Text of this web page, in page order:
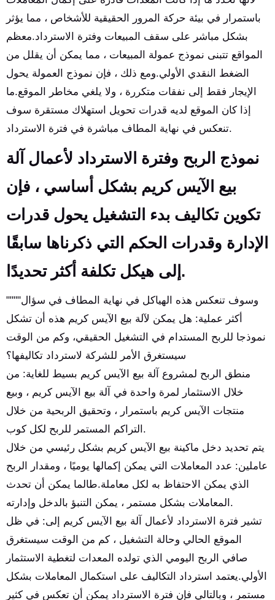
باستمرار في بيئة حركة المرور الحقيقية للأشخاص ، مما يؤثر
بشكل مباشر على سقف المبيعات وفترة الاسترداد.معظم
المواقع تتبنى نموذج عمولة المبيعات ، مما يمكن أن يقلل من
الضغط النقدي الأولي.ومع ذلك ، فإن نموذج العمولة يحول
الإيجار فقط إلى نفقات متكررة ، ولا يلغي مخاطر الموقع.ما
إذا كان الموقع لديه قدرات تحويل استهلاك مستقرة سوف
تنعكس في نهاية المطاف مباشرة في فترة الاسترداد.
نموذج الربح وفترة الاسترداد لأعمال آلة
بيع الآيس كريم بشكل أساسي ، فإن
تكوين تكاليف بدء التشغيل يحول قدرات
الإدارة وقدرات الحكم التي ذكرناها سابقًا
إلى هيكل تكلفة أكثر تحديدًا.
""""وسوف تنعكس هذه الهياكل في نهاية المطاف في سؤال
أكثر عملية: هل يمكن لآلة بيع الآيس كريم هذه أن تشكل
نموذجا للربح المستدام في التشغيل الحقيقي، وكم من الوقت
سيستغرق الأمر للشركة لاسترداد تكاليفها؟
منطق الربح لمشروع آلة بيع الآيس كريم بسيط للغاية: من
خلال الاستثمار لمرة واحدة في آلة بيع الآيس كريم ، وبيع
منتجات الآيس كريم باستمرار ، وتحقيق الربحية من خلال
التراكم المستمر للربح لكل كوب.
يتم تحديد دخل ماكينة بيع الآيس كريم بشكل رئيسي من خلال
عاملين: عدد المعاملات التي يمكن إكمالها يوميًا ، ومقدار الربح
الذي يمكن الاحتفاظ به لكل معاملة.طالما يمكن أن تحدث
المعاملات بشكل مستمر ، يمكن التنبؤ بالدخل وإدارته.
تشير فترة الاسترداد لأعمال آلة بيع الآيس كريم إلى: في ظل
الموقع الحالي وحالة التشغيل ، كم من الوقت سيستغرق
صافي الربح اليومي الذي تولده المعدات لتغطية الاستثمار
الأولي.يعتمد استرداد التكاليف على استكمال المعاملات بشكل
مستمر ، وبالتالي فإن فترة الاسترداد يمكن أن تعكس في كثير